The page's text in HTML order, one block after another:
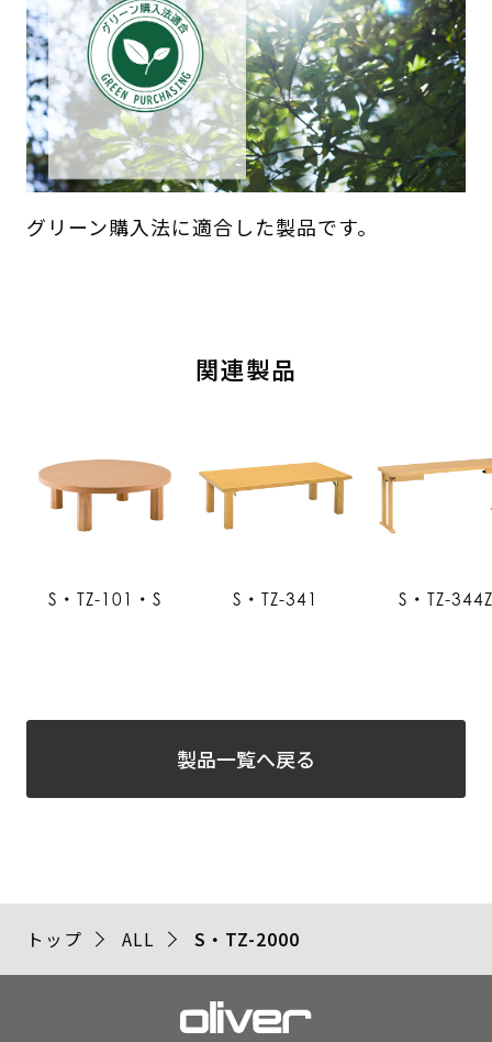
グリーン購入法に適合した製品です。
関連製品
S・TZ-101・S S・TZ-341 S・TZ-
製品一覧へ戻る
トップ ALL S・TZ-2000